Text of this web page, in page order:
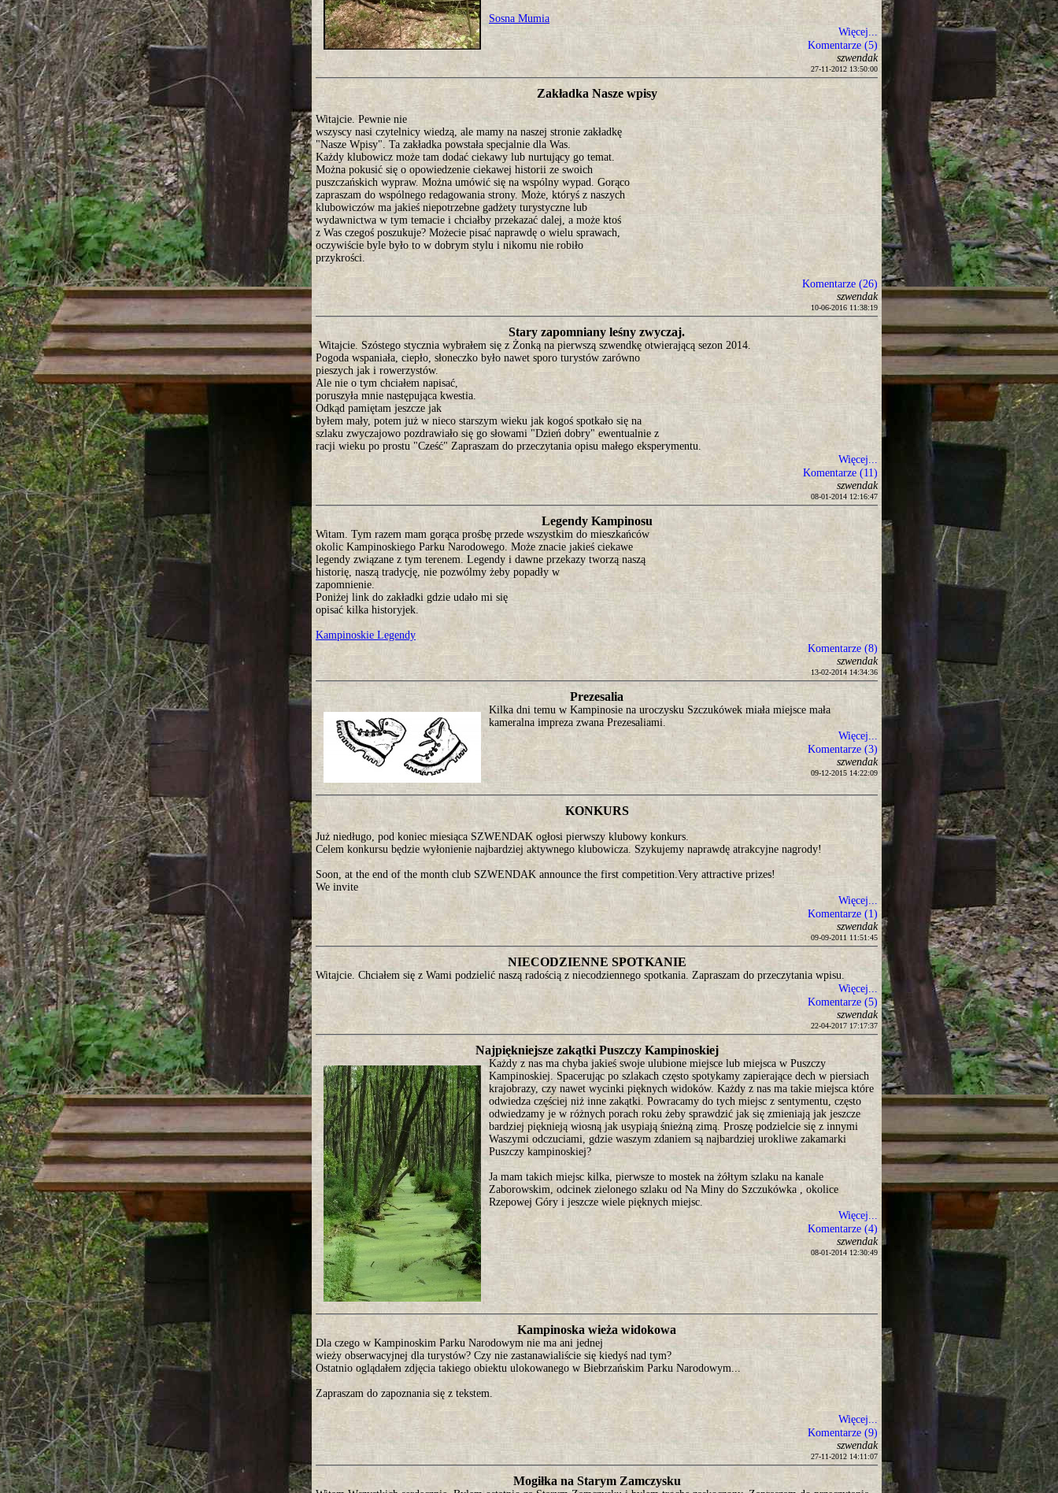
Sosna Mumia
Więcej...
Komentarze (5)
szwendak
27-11-2012 13:50:00
Zakładka Nasze wpisy
Witajcie. Pewnie nie
wszyscy nasi czytelnicy wiedzą, ale mamy na naszej stronie zakładkę
"Nasze Wpisy". Ta zakładka powstała specjalnie dla Was.
Każdy klubowicz może tam dodać ciekawy lub nurtujący go temat.
Można pokusić się o opowiedzenie ciekawej historii ze swoich
puszczańskich wypraw. Można umówić się na wspólny wypad. Gorąco
zapraszam do wspólnego redagowania strony. Może, któryś z naszych
klubowiczów ma jakieś niepotrzebne gadżety turystyczne lub
wydawnictwa w tym temacie i chciałby przekazać dalej, a może ktoś
z Was czegoś poszukuje? Możecie pisać naprawdę o wielu sprawach,
oczywiście byle było to w dobrym stylu i nikomu nie robiło
przykrości.
Komentarze (26)
szwendak
10-06-2016 11:38:19
Stary zapomniany leśny zwyczaj.
Witajcie. Szóstego stycznia wybrałem się z Żonką na pierwszą szwendkę otwierającą sezon 2014.
Pogoda wspaniała, ciepło, słoneczko było nawet sporo turystów zarówno
pieszych jak i rowerzystów.
Ale nie o tym chciałem napisać,
poruszyła mnie następująca kwestia.
Odkąd pamiętam jeszcze jak
byłem mały, potem już w nieco starszym wieku jak kogoś spotkało się na
szlaku zwyczajowo pozdrawiało się go słowami "Dzień dobry" ewentualnie z
racji wieku po prostu "Cześć" Zapraszam do przeczytania opisu małego eksperymentu.
Więcej...
Komentarze (11)
szwendak
08-01-2014 12:16:47
Legendy Kampinosu
Witam. Tym razem mam gorąca prośbę przede wszystkim do mieszkańców
okolic Kampinoskiego Parku Narodowego. Może znacie jakieś ciekawe
legendy związane z tym terenem. Legendy i dawne przekazy tworzą naszą
historię, naszą tradycję, nie pozwólmy żeby popadły w
zapomnienie.
Poniżej link do zakładki gdzie udało mi się
opisać kilka historyjek.
Kampinoskie Legendy
Komentarze (8)
szwendak
13-02-2014 14:34:36
Prezesalia
Kilka dni temu w Kampinosie na uroczysku Szczukówek miała miejsce mała
kameralna impreza zwana Prezesaliami.
Więcej...
Komentarze (3)
szwendak
09-12-2015 14:22:09
KONKURS
Już niedługo, pod koniec miesiąca SZWENDAK ogłosi pierwszy klubowy konkurs.
Celem konkursu będzie wyłonienie najbardziej aktywnego klubowicza. Szykujemy naprawdę atrakcyjne nagrody!
Soon, at the end of the month club SZWENDAK announce the first competition.Very attractive prizes!
We invite
Więcej...
Komentarze (1)
szwendak
09-09-2011 11:51:45
NIECODZIENNE SPOTKANIE
Witajcie. Chciałem się z Wami podzielić naszą radością z niecodziennego spotkania. Zapraszam do przeczytania wpisu.
Więcej...
Komentarze (5)
szwendak
22-04-2017 17:17:37
Najpiękniejsze zakątki Puszczy Kampinoskiej
Każdy z nas ma chyba jakieś swoje ulubione miejsce lub miejsca w Puszczy
Kampinoskiej. Spacerując po szlakach często spotykamy zapierające dech w piersiach
krajobrazy, czy nawet wycinki pięknych widoków. Każdy z nas ma takie miejsca które
odwiedza częściej niż inne zakątki. Powracamy do tych miejsc z sentymentu, często
odwiedzamy je w różnych porach roku żeby sprawdzić jak się zmieniają jak jeszcze
bardziej pięknieją wiosną jak usypiają śnieżną zimą. Proszę podzielcie się z innymi
Waszymi odczuciami, gdzie waszym zdaniem są najbardziej urokliwe zakamarki
Puszczy kampinoskiej?
Ja mam takich miejsc kilka, pierwsze to mostek na żółtym szlaku na kanale
Zaborowskim, odcinek zielonego szlaku od Na Miny do Szczukówka , okolice
Rzepowej Góry i jeszcze wiele pięknych miejsc.
Więcej...
Komentarze (4)
szwendak
08-01-2014 12:30:49
Kampinoska wieża widokowa
Dla czego w Kampinoskim Parku Narodowym nie ma ani jednej
wieży obserwacyjnej dla turystów? Czy nie zastanawialiście się kiedyś nad tym?
Ostatnio oglądałem zdjęcia takiego obiektu ulokowanego w Biebrzańskim Parku Narodowym...
Zapraszam do zapoznania się z tekstem.
Więcej...
Komentarze (9)
szwendak
27-11-2012 14:11:07
Mogiłka na Starym Zamczysku